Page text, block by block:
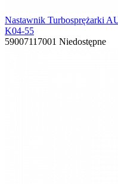
Nastawnik Turbosprężarki
K04-55
59007117001 Niedostępne